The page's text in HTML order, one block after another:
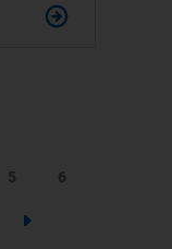
5 6
Step successivo